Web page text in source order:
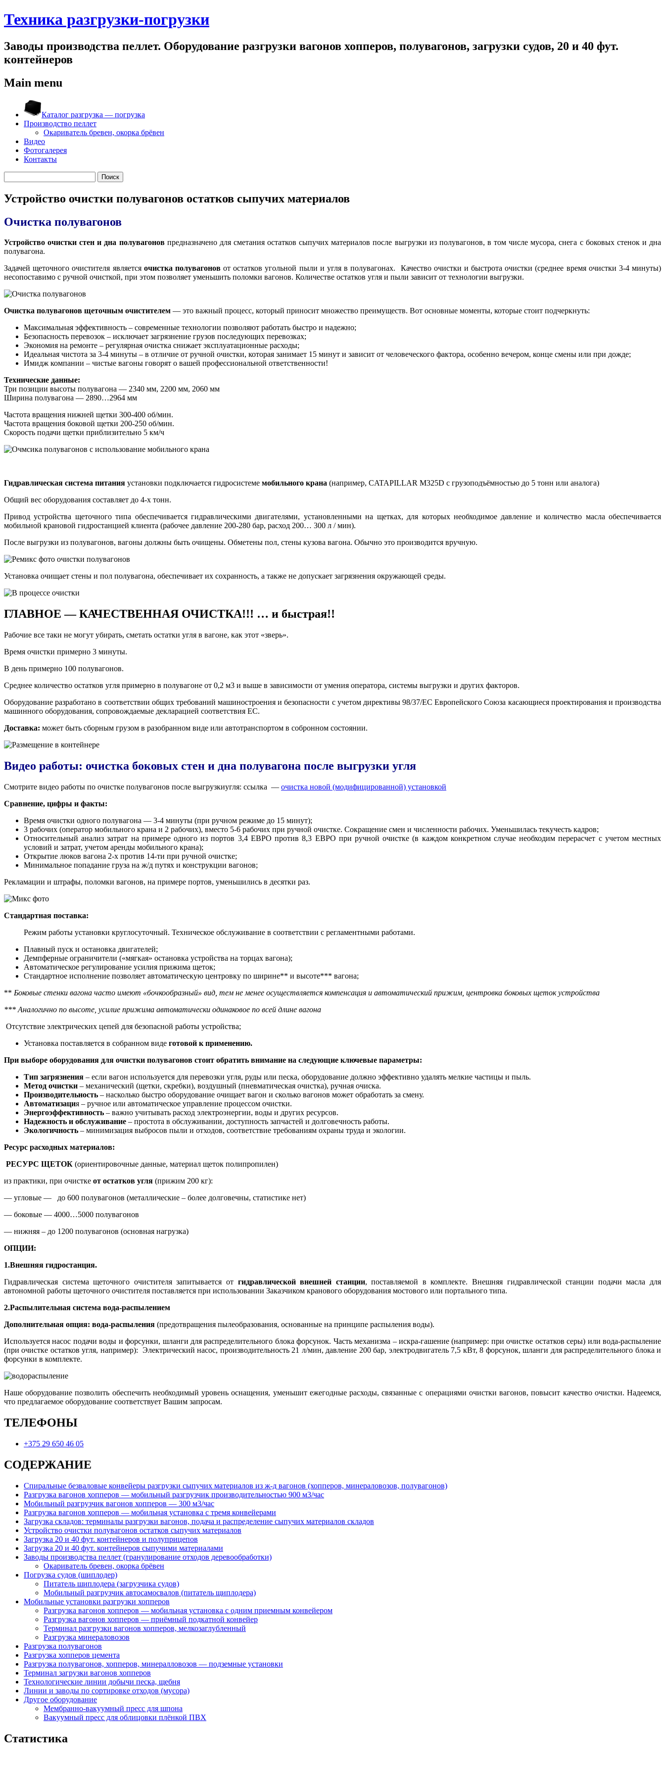
Техника разгрузки-погрузки
Заводы производства пеллет. Оборудование разгрузки вагонов хопперов, полувагонов, загрузки судов, 20 и 40 фут.
контейнеров
Main menu
content
Каталог разгрузка — погрузка
Производство пеллет
Окариватель бревен, окорка брёвен
Видео
Фотогалерея
Контакты
Устройство очистки полувагонов остатков сыпучих материалов
Очистка полувагонов
Устройство очистки стен и дна полувагонов предназначено для сметания остатков сыпучих материалов после выгрузки из полувагонов, в том числе мусора, снега с боковых стенок и дна
полувагона.
Задачей щеточного очистителя является очистка полувагоновот остатков угольной пыли и угля в полувагонах. Качество очистки и быстрота очистки (среднее время очистки 3-4 минуты)
несопоставимо с ручной очисткой, при этом позволяет уменьшить поломки вагонов. Количестве остатков угля и пыли зависит от технологии выгрузки.
Очистка полувагонов щеточным очистителем — это важный процесс, который приносит множество преимуществ. Вот основные моменты, которые стоит подчеркнуть:
Максимальная эффективность – современные технологии позволяют работать быстро и надежно;
Безопасность перевозок – исключает загрязнение грузов последующих перевозках;
Экономия на ремонте – регулярная очистка снижает эксплуатационные расходы;
Идеальная чистота за 3-4 минуты – в отличие от ручной очистки, которая занимает 15 минут и зависит от человеческого фактора, особенно вечером, конце смены или при дожде;
Имидж компании – чистые вагоны говорят о вашей профессиональной ответственности!
Технические данные:
Три позиции высоты полувагона — 2340 мм, 2200 мм, 2060 мм
Ширина полувагона — 2890…2964 мм
Частота вращения нижней щетки 300-400 об/мин.
Частота вращения боковой щетки 200-250 об/мин.
Скорость подачи щетки приблизительно 5 км/ч
Гидравлическая система питания установки подключается гидросистеме мобильного крана (например, CATAPILLAR M325D с грузоподъёмностью до 5 тонн или аналога)
Общий вес оборудования составляет до 4-х тонн.
Привод устройства щеточного типа обеспечивается гидравлическими двигателями, установленными на щетках, для которых необходимое давление и количество масла обеспечивается
мобильной крановой гидростанцией клиента (рабочее давление 200-280 бар, расход 200… 300 л / мин).
После выгрузки из полувагонов, вагоны должны быть очищены. Обметены пол, стены кузова вагона. Обычно это производится вручную.
Установка очищает стены и пол полувагона, обеспечивает их сохранность, а также не допускает загрязнения окружающей среды.
ГЛАВНОЕ — КАЧЕСТВЕННАЯ ОЧИСТКА!!! … и быстрая!!
Рабочие все таки не могут убирать, сметать остатки угля в вагоне, как этот «зверь».
Время очистки примерно 3 минуты.
В день примерно 100 полувагонов.
Среднее количество остатков угля примерно в полувагоне от 0,2 м3 и выше в зависимости от умения оператора, системы выгрузки и других факторов.
Оборудование разработано в соответствии общих требований машиностроения и безопасности с учетом директивы 98/37/EC Европейского Союза касающиеся проектирования и производства
машинного оборудования, сопровождаемые декларацией соответствия ЕС.
Доставка: может быть сборным грузом в разобранном виде или автотранспортом в собронном состоянии.
Видео работы: очистка боковых стен и дна полувагона после выгрузки угля
Смотрите видео работы по очистке полувагонов после выгрузкиугля: ссылка — очистка новой (модифицированной) установкой
Сравнение, цифры и факты:
Время очистки одного полувагона — 3-4 минуты (при ручном режиме до 15 минут);
3 рабочих (оператор мобильного крана и 2 рабочих), вместо 5-6 рабочих при ручной очистке. Сокращение смен и численности рабочих. Уменьшилась текучесть кадров;
Относительный анализ затрат на примере одного из портов 3,4 ЕВРО против 8,3 ЕВРО при ручной очистке (в каждом конкретном случае необходим перерасчет с учетом местных
условий и затрат, учетом аренды мобильного крана);
Открытие люков вагона 2-х против 14-ти при ручной очистке;
Минимальное попадание груза на ж/д путях и конструкции вагонов;
Рекламации и штрафы, поломки вагонов, на примере портов, уменьшились в десятки раз.
Стандартная поставка:
Режим работы установки круглосуточный. Техническое обслуживание в соответствии с регламентными работами.
Плавный пуск и остановка двигателей;
Демпферные ограничители («мягкая» остановка устройства на торцах вагона);
Автоматическое регулирование усилия прижима щеток;
Стандартное исполнение позволяет автоматическую центровку по ширине** и высоте*** вагона;
** Боковые стенки вагона часто имеют «бочкообразный» вид, тем не менее осуществляется компенсация и автоматический прижим, центровка боковых щеток устройства
*** Аналогично по высоте, усилие прижима автоматически одинаковое по всей длине вагона
Отсутствие электрических цепей для безопасной работы устройства;
Установка поставляется в собранном виде готовой к применению.
При выборе оборудования для очистки полувагонов стоит обратить внимание на следующие ключевые параметры:
Тип загрязнения – если вагон используется для перевозки угля, руды или песка, оборудование должно эффективно удалять мелкие частицы и пыль.
Метод очистки – механический (щетки, скребки), воздушный (пневматическая очистка), ручная очиска.
Производительность – насколько быстро оборудование очищает вагон и сколько вагонов может обработать за смену.
Автоматизация – ручное или автоматическое управление процессом очистки.
Энергоэффективность – важно учитывать расход электроэнергии, воды и других ресурсов.
Надежность и обслуживание – простота в обслуживании, доступность запчастей и долговечность работы.
Экологичность – минимизация выбросов пыли и отходов, соответствие требованиям охраны труда и экологии.
Ресурс расходных материалов:
РЕСУРС ЩЕТОК (ориентировочные данные, материал щеток полипропилен)
из практики, при очистке от остатков угля (прижим 200 кг):
— угловые — до 600 полувагонов (металлические – более долговечны, статистике нет)
— боковые — 4000…5000 полувагонов
— нижняя – до 1200 полувагонов (основная нагрузка)
ОПЦИИ:
1.Внешняя гидростанция.
Гидравлическая система щеточного очистителя запитывается от гидравлической внешней станции, поставляемой в комплекте. Внешняя гидравлической станции подачи масла для
автономной работы щеточного очистителя поставляется при использовании Заказчиком кранового оборудования мостового или портального типа.
2.Распылительная система вода-распылением
Дополнительная опция: вода-распыления (предотвращения пылеобразования, основанные на принципе распыления воды).
Используется насос подачи воды и форсунки, шланги для распределительного блока форсунок. Часть механизма – искра-гашение (например: при очистке остатков серы) или вода-распыление
(при очистке остатков угля, например): Электрический насос, производительность 21 л/мин, давление 200 бар, электродвигатель 7,5 кВт, 8 форсунок, шланги для распределительного блока и
форсунки в комплекте.
Наше оборудование позволить обеспечить необходимый уровень оснащения, уменьшит ежегодные расходы, связанные с операциями очистки вагонов, повысит качество очистки. Надеемся,
что предлагаемое оборудование соответствует Вашим запросам.
ТЕЛЕФОНЫ
+375 29 650 46 05
СОДЕРЖАНИЕ
Спиральные безваловые конвейеры разгрузки сыпучих материалов из ж-д вагонов (хопперов, минераловозов, полувагонов)
Разгрузка вагонов хопперов — мобильный разгрузчик производительностью 900 м3/час
Мобильный разгрузчик вагонов хопперов — 300 м3/час
Разгрузка вагонов хопперов — мобильная установка с тремя конвейерами
Загрузка складов: терминалы разгрузки вагонов, подача и распределение сыпучих материалов складов
Устройство очистки полувагонов остатков сыпучих материалов
Загрузка 20 и 40 фут. контейнеров и полуприцепов
Загрузка 20 и 40 фут. контейнеров сыпучими материалами
Заводы производства пеллет (гранулирование отходов деревообработки)
Окариватель бревен, окорка брёвен
Погрузка судов (шиплодер)
Питатель шиплодера (загрузчика судов)
Мобильный разгрузчик автосамосвалов (питатель щиплодера)
Мобильные установки разгрузки хопперов
Разгрузка вагонов хопперов — мобильная установка с одним приемным конвейером
Разгрузка вагонов хопперов — приёмный подкатной конвейер
Терминал разгрузки вагонов хопперов, мелкозаглубленный
Разгрузка минераловозов
Разгрузка полувагонов
Разгрузка хопперов цемента
Разгрузка полувагонов, хопперов, минералловозов — подземные установки
Терминал загрузки вагонов хопперов
Технологические линии добычи песка, щебня
Линии и заводы по сортировке отходов (мусора)
Другое оборудование
Мембранно-вакуумный пресс для шпона
Вакуумный пресс для облицовки плёнкой ПВХ
Статистика